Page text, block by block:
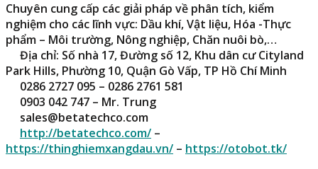
Chuyên cung cấp các giải pháp về phân tích, kiểm
nghiệm cho các lĩnh vực: Dầu khí, Vật liệu, Hóa -Thực
phẩm – Môi trường, Nông nghiệp, Chăn nuôi bò,…
Địa chỉ: Số nhà 17, Đường số 12, Khu dân cư Cityland
Park Hills, Phường 10, Quận Gò Vấp, TP Hồ Chí Minh
0286 2727 095 – 0286 2761 581
0903 042 747 – Mr. Trung
sales@betatechco.com
http://betatechco.com/ –
https://thinghiemxangdau.vn/ – https://otobot.tk/